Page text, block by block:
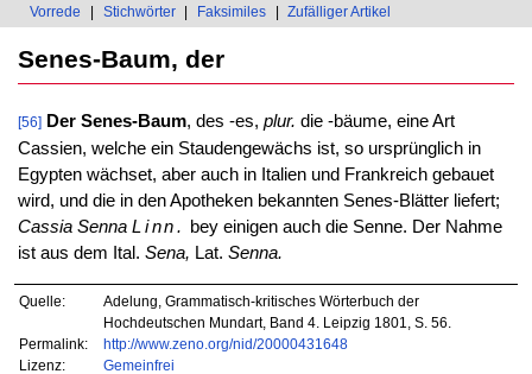
Vorrede Stichwörter Faksimiles Zufälliger Artikel
Senes-Baum, der
[56] Der Senes-Baum, des -es, plur. die -bäume, eine Art
Cassien, welche ein Staudengewächs ist, so ursprünglich in
Egypten wächset, aber auch in Italien und Frankreich gebauet
wird, und die in den Apotheken bekannten Senes-Blätter liefert;
Cassia Senna Linn.
bey einigen auch die Senne. Der Nahme
ist aus dem Ital. Sena, Lat. Senna.
Quelle:
Adelung, Grammatisch-kritisches Wörterbuch der
Hochdeutschen Mundart, Band 4. Leipzig 1801, S. 56.
Permalink:
http://www.zeno.org/nid/20000431648
Lizenz:
Gemeinfrei